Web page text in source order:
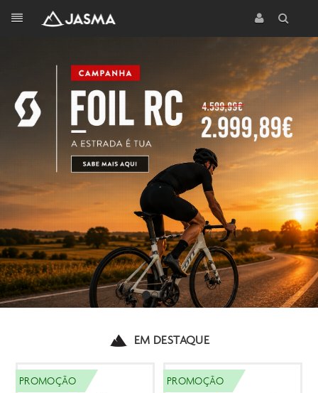
EM DESTAQUE
PROMOÇÃO
PROMOÇÃO